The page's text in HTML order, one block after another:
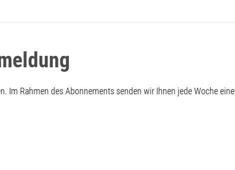
Rahmen des Abonnements senden wir Ihnen jede Woche